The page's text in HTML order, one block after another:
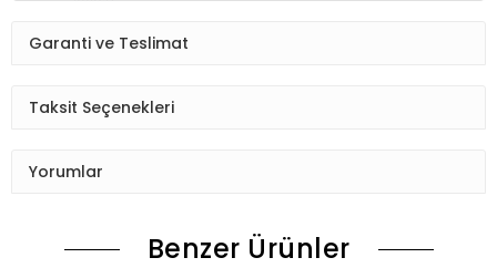
Model numarası
TOOKKS
Garanti ve Teslimat
Taksit Seçenekleri
Yorumlar
Benzer Ürünler